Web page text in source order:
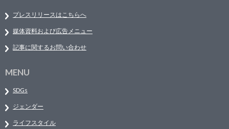
プレスリリースはこちらへ
媒体資料および広告メニュー
記事に関するお問い合わせ
MENU
SDGs
ジェンダー
ライフスタイル